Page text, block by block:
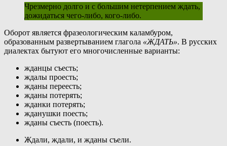
Чрезмерно долго и с большим нетерпением ждать,
дожидаться чего-либо, кого-либо.
Оборот является фразеологическим каламбуром,
образованным развертыванием глагола «ЖДАТЬ». В русских
диалектах бытуют его многочисленные варианты:
жданцы съесть;
ждалы проесть;
жданы переесть;
жданы потерять;
жданки потерять;
жданушки поесть;
жданы съесть (поесть).
Ждали, ждали, и жданы съели.